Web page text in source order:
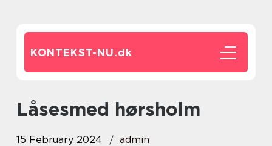
KONTEKST-NU.dk
låsesmed hørsholm
15 February 2024 admin